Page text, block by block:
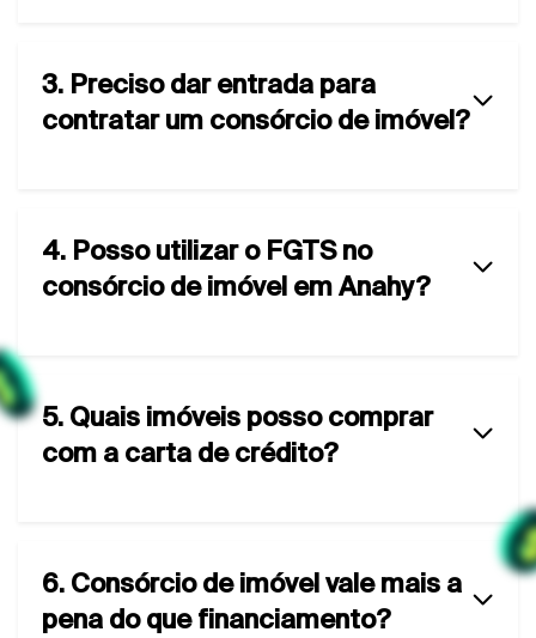
3. Preciso dar entrada para
contratar um consórcio de imóvel?
4. Posso utilizar o FGTS no
consórcio de imóvel em Anahy?
5. Quais imóveis posso comprar
com a carta de crédito?
6. Consórcio de imóvel vale mais a
pena do que financiamento?